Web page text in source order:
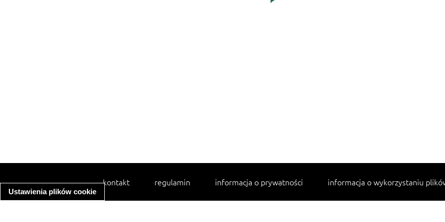
Ustawienia plików cookie
kontakt regulamin informacja o prywatności informacja o wykorzystaniu
Najpopularniejsze przepisy